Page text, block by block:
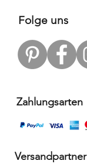
Folge uns
Zahlungsarten
Versandpartner